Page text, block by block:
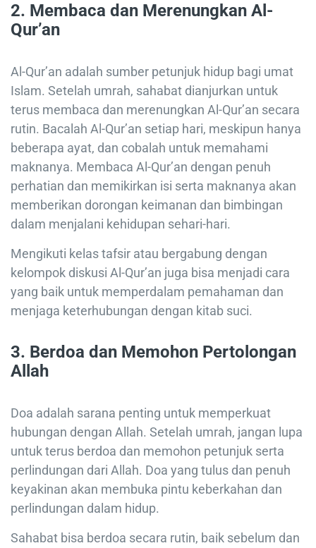
2. Membaca dan Merenungkan Al-
Qur’an
Al-Qur’an adalah sumber petunjuk hidup bagi umat
Islam. Setelah umrah, sahabat dianjurkan untuk
terus membaca dan merenungkan Al-Qur’an secara
rutin. Bacalah Al-Qur’an setiap hari, meskipun hanya
beberapa ayat, dan cobalah untuk memahami
maknanya. Membaca Al-Qur’an dengan penuh
perhatian dan memikirkan isi serta maknanya akan
memberikan dorongan keimanan dan bimbingan
dalam menjalani kehidupan sehari-hari.
Mengikuti kelas tafsir atau bergabung dengan
kelompok diskusi Al-Qur’an juga bisa menjadi cara
yang baik untuk memperdalam pemahaman dan
menjaga keterhubungan dengan kitab suci.
3. Berdoa dan Memohon Pertolongan
Allah
Doa adalah sarana penting untuk memperkuat
hubungan dengan Allah. Setelah umrah, jangan lupa
untuk terus berdoa dan memohon petunjuk serta
perlindungan dari Allah. Doa yang tulus dan penuh
keyakinan akan membuka pintu keberkahan dan
perlindungan dalam hidup.
Sahabat bisa berdoa secara rutin, baik sebelum dan